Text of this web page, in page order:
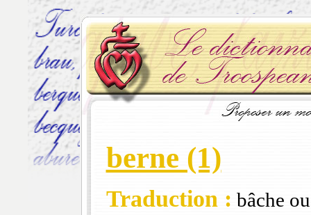
berne (1)
Traduction : bâche